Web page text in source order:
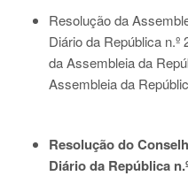
Resolução da
Diário da República n.º
da Assembleia da
Assembleia da
Resolução do
Diário da República